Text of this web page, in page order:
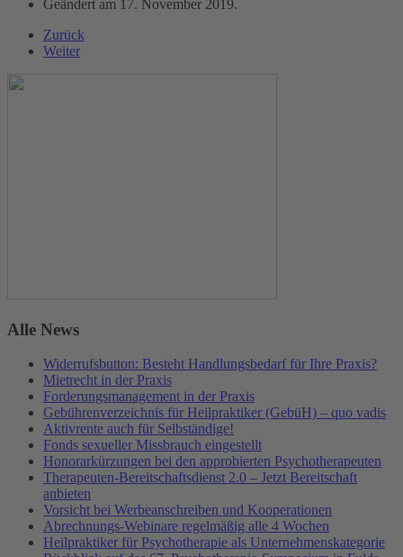
Geändert am 17. November 2019.
Zurück
Weiter
Alle News
Widerrufsbutton: Besteht Handlungsbedarf für Ihre Praxis?
Mietrecht in der Praxis
Forderungsmanagement in der Praxis
Gebührenverzeichnis für Heilpraktiker (GebüH) – quo vadis
Aktivrente auch für Selbständige!
Fonds sexueller Missbrauch eingestellt
Honorarkürzungen bei den approbierten Psychotherapeuten
Therapeuten-Bereitschaftsdienst 2.0 – Jetzt Bereitschaft
anbieten
Vorsicht bei Werbeanschreiben und Kooperationen
Abrechnungs-Webinare regelmäßig alle 4 Wochen
Heilpraktiker für Psychotherapie als Unternehmenskategorie